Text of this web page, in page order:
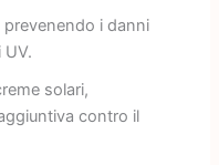
prevenendo i danni
solari,
contro il